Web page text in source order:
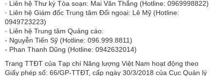
· Liên hệ Thư ký Tòa soạn: Mai Văn Thắng (Hotline: 0969998822)
· Liên hệ Giám đốc Trung tâm Đối ngoại: Lê Mỹ (Hotline:
0949723223)
· Liên hệ Trung tâm Quảng cáo:
- Nguyễn Tiến Sỹ (Hotline: 096.999.8811)
- Phan Thanh Dũng (Hotline: 0942632014)
Trang TTĐT của Tạp chí Năng lượng Việt Nam hoạt động theo
Giấy phép số: 66/GP-TTĐT, cấp ngày 30/3/2018 của Cục Quản lý